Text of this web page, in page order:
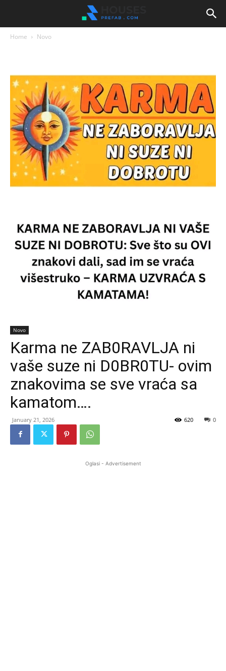
Home Novo
Novo
Karma ne ZAB0RAVLJA ni
vaše suze ni D0BR0TU- ovim
znakovima se sve vraća sa
kamatom….
January 21, 2026 0
620
Oglasi - Advertisement